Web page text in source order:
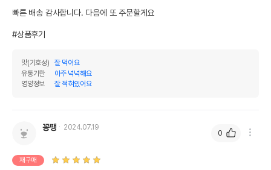
빠른 배송 감사합니다. 다음에 또 주문할게요
#상품후기
맛(기호성)
잘 먹어요
유통기한
아주 넉넉해요
영양정보
잘 적혀있어요
꽁땡 2024.07.19
재구매
0